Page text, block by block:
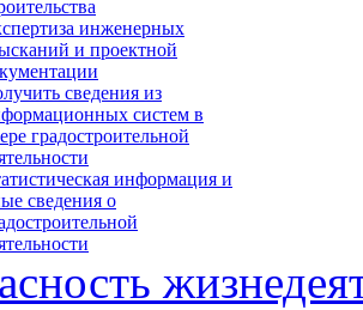
инженерных
и проектной
сведения из
систем в
градостроительной
информация и
сведения о